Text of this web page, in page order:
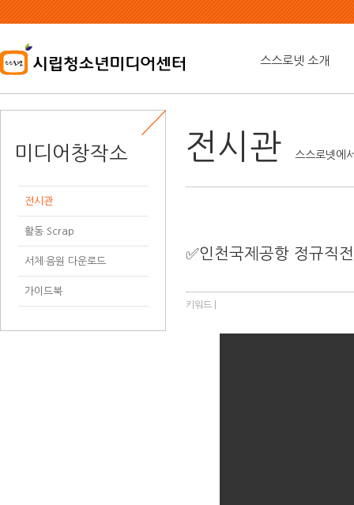
본
문
용
바
가
기
스스로넷 소개
미디어창작소
전시관
활동 Scrap
서체·음원 다운로드
가이드북
전시관 스스로넷에
✅인천국제공항 정규직
키워드 |